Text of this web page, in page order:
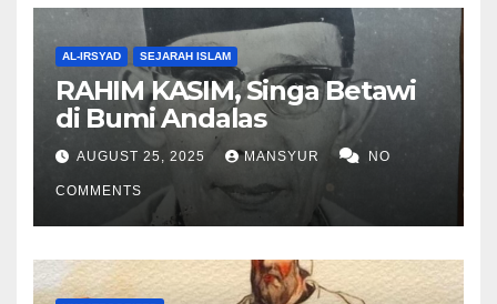
AL-IRSYAD SEJARAH ISLAM
RAHIM KASIM, Singa Betawi
di Bumi Andalas
AUGUST 25, 2025 MANSYUR NO
COMMENTS